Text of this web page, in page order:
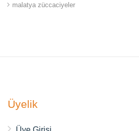
malatya züccaciyeler
Üyelik